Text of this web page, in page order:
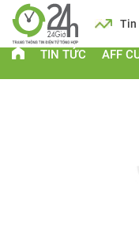
Tin mới
TIN TỨC AFF